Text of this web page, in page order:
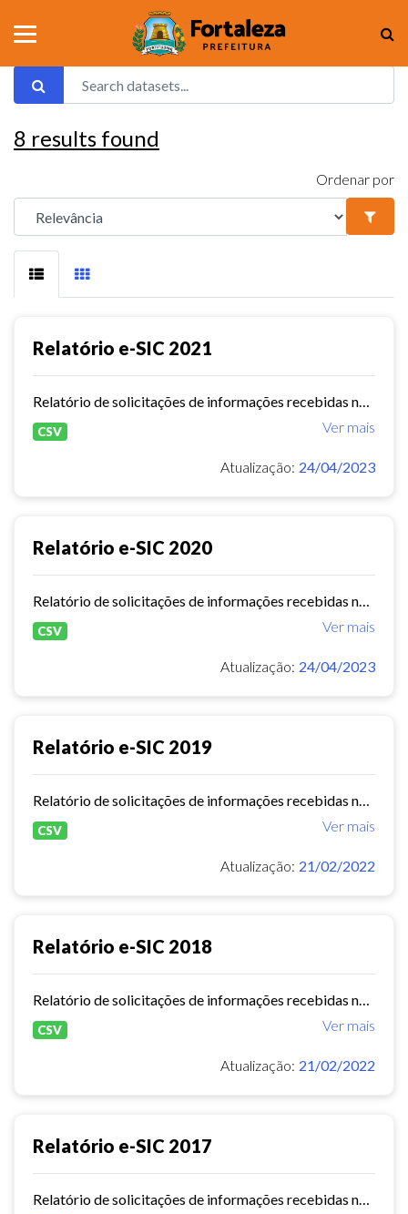
8 results found
Ordenar por
Relatório e-SIC 2021
Ver mais
CSV
Atualização: 24/04/2023
Relatório e-SIC 2020
Ver mais
CSV
Atualização: 24/04/2023
Relatório e-SIC 2019
Ver mais
CSV
Atualização: 21/02/2022
Relatório e-SIC 2018
Ver mais
CSV
Atualização: 21/02/2022
Relatório e-SIC 2017